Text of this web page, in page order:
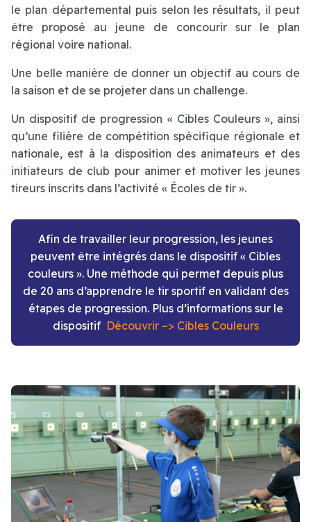
le plan départemental puis selon les résultats, il peut
être proposé au jeune de concourir sur le plan
régional voire national.
Une belle manière de donner un objectif au cours de
la saison et de se projeter dans un challenge.
Un dispositif de progression « Cibles Couleurs », ainsi
qu’une filière de compétition spécifique régionale et
nationale, est à la disposition des animateurs et des
initiateurs de club pour animer et motiver les jeunes
tireurs inscrits dans l’activité « Écoles de tir ».
Afin de travailler leur progression, les jeunes
peuvent être intégrés dans le dispositif « Cibles
couleurs ». Une méthode qui permet depuis plus
de 20 ans d’apprendre le tir sportif en validant des
étapes de progression. Plus d’informations sur le
dispositif Découvrir –> Cibles Couleurs